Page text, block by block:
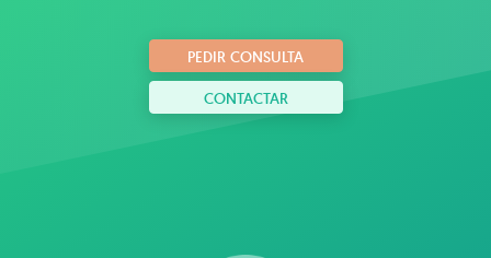
PEDIR CONSULTA
CONTACTAR